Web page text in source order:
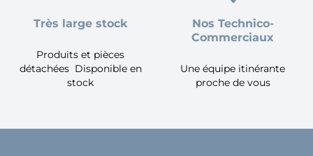
Très large stock
Produits et pièces
détachées Disponible en
stock
Nos Technico-
Commerciaux
Une équipe itinérante
proche de vous